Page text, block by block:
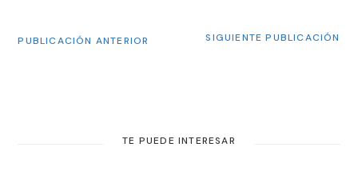
PUBLICACIÓN ANTERIOR SIGUIENTE PUBLICACIÓN
TE PUEDE INTERESAR